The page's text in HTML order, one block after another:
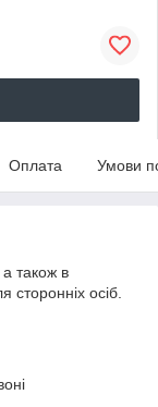
Оплата Умови
а також в
сторонніх осіб.